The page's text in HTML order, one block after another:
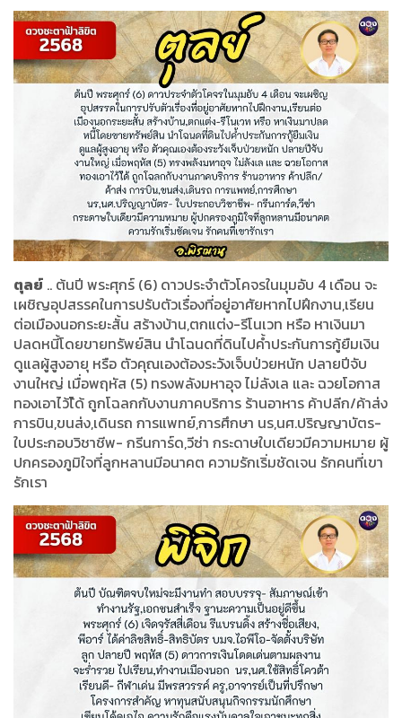
ตุลย์ .. ต้นปี พระศุกร์ (6) ดาวประจำตัวโคจรในมุมอับ 4 เดือน จะ
เผชิญอุปสรรคในการปรับตัวเรื่องที่อยู่อาศัยหากไปฝึกงาน,เรียน
ต่อเมืองนอกระยะสั้น สร้างบ้าน,ตกแต่ง-รีโนเวท หรือ หาเงินมา
ปลดหนี้โดยขายทรัพย์สิน นำโฉนดที่ดินไปค้ำประกันการกู้ยืมเงิน
ดูแลผู้สูงอายุ หรือ ตัวคุณเองต้องระวังเจ็บป่วยหนัก ปลายปีจับ
งานใหญ่ เมื่อพฤหัส (5) ทรงพลังมหาอุจ ไม่ลังเล และ ฉวยโอกาส
ทองเอาไว้ไ้ด้ ถูกโฉลกกับงานภาคบริการ ร้านอาหาร ค้าปลีก/ค้าส่ง
การบิน,ขนส่ง,เดินรถ การแพทย์,การศึกษา นร,นศ.ปริญญาบัตร-
ใบประกอบวิชาชีพ- กรีนการ์ด,วีซ่า กระดาษใบเดียวมีความหมาย ผู้
ปกครองภูมิใจที่ลูกหลานมีอนาคต ความรักเริ่มชัดเจน รักคนที่เขา
รักเรา